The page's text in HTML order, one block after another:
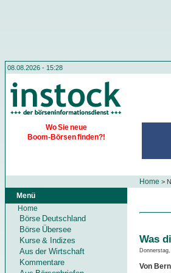
08.08.2026 - 15:28
Wo Sie neue
Boom-Börsen finden?!
Home >
Menü
Home
Börse Deutschland
Börse Übersee
Kurse & Indizes
Aus der Wirtschaft
Kommentare
Was
Von